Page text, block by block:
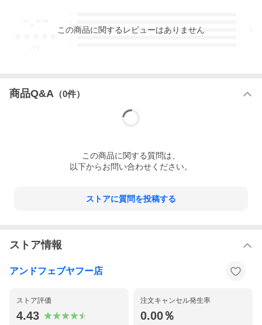
60年代のオープンカラーシャツをモチーフに
最高峰の200双ブロード生地を使用して製作した
3
この商品に関するレビューはありません
商品Q&A （0件）
この商品に関する質問は、
以下からお問い合わせください。
ストアに質問を投稿する
ストア情報
アンドフェブヤフー店
ストア評価
4.43
注文キャンセル発生率
0.00％